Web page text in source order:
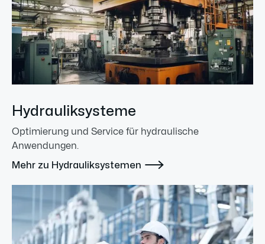
Hydrauliksysteme
Optimierung und Service für hydraulische
Anwendungen.
Mehr zu Hydrauliksystemen 